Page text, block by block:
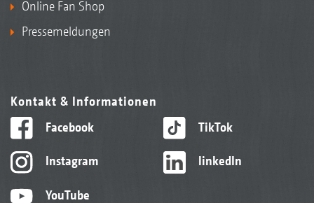
Online Fan Shop
Pressemeldungen
Kontakt & Informationen
Facebook
Instagram
YouTube
TikTok
linkedIn